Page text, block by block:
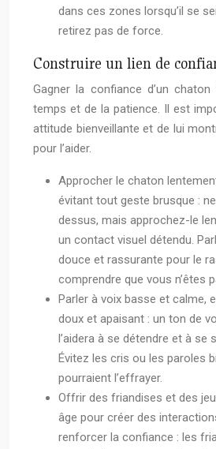
dans ces zones lorsqu’il se
retirez pas de force.
Construire un lien de
Gagner la confiance d’un
temps et de la patience. Il est
attitude bienveillante et de lui
pour l’aider.
Approcher le chaton
évitant tout geste brusque :
dessus, mais approchez-le
un contact visuel détendu.
douce et rassurante pour le
comprendre que vous n’êtes
Parler à voix basse et calme,
doux et apaisant : un ton de
l’aidera à se détendre et à se
Évitez les cris ou les paroles
pourraient l’effrayer.
Offrir des friandises et des
âge pour créer des
renforcer la confiance : les